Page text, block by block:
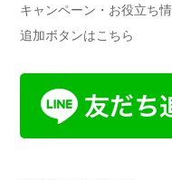
キャンペーン・お役立ち
追加ボタンはこちら